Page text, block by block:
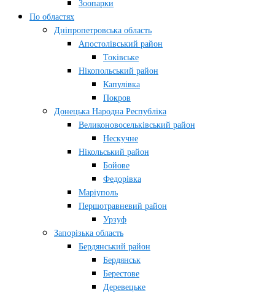
Зоопарки
По областях
Дніпропетровська область
Апостолівський район
Токівське
Нікопольський район
Капулівка
Покров
Донецька Народна Республіка
Великоновосельківський район
Нескучне
Нікольський район
Бойове
Федорівка
Маріуполь
Першотравневий район
Урзуф
Запорізька область
Бердянський район
Бердянськ
Берестове
Деревецьке